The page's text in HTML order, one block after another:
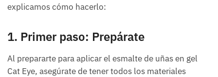
explicamos cómo hacerlo:
1. Primer paso: Prepárate
Al prepararte para aplicar el esmalte de uñas en gel
Cat Eye, asegúrate de tener todos los materiales